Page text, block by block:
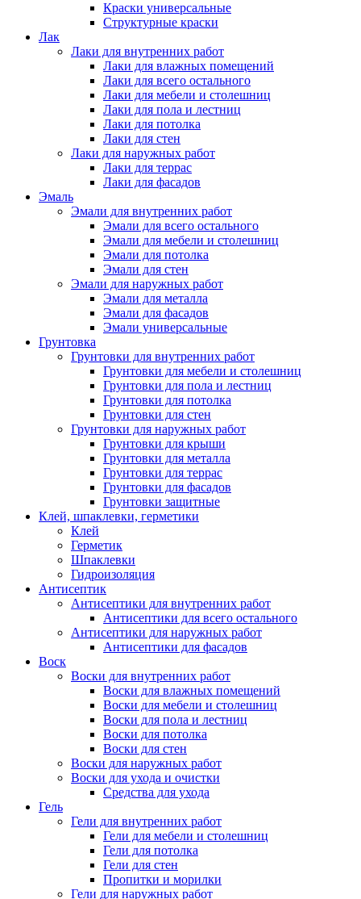
Краски универсальные
Структурные краски
Лак
Лаки для внутренних работ
Лаки для влажных помещений
Лаки для всего остального
Лаки для мебели и столешниц
Лаки для пола и лестниц
Лаки для потолка
Лаки для стен
Лаки для наружных работ
Лаки для террас
Лаки для фасадов
Эмаль
Эмали для внутренних работ
Эмали для всего остального
Эмали для мебели и столешниц
Эмали для потолка
Эмали для стен
Эмали для наружных работ
Эмали для металла
Эмали для фасадов
Эмали универсальные
Грунтовка
Грунтовки для внутренних работ
Грунтовки для мебели и столешниц
Грунтовки для пола и лестниц
Грунтовки для потолка
Грунтовки для стен
Грунтовки для наружных работ
Грунтовки для крыши
Грунтовки для металла
Грунтовки для террас
Грунтовки для фасадов
Грунтовки защитные
Клей, шпаклевки, герметики
Клей
Герметик
Шпаклевки
Гидроизоляция
Антисептик
Антисептики для внутренних работ
Антисептики для всего остального
Антисептики для наружных работ
Антисептики для фасадов
Воск
Воски для внутренних работ
Воски для влажных помещений
Воски для мебели и столешниц
Воски для пола и лестниц
Воски для потолка
Воски для стен
Воски для наружных работ
Воски для ухода и очистки
Средства для ухода
Гель
Гели для внутренних работ
Гели для мебели и столешниц
Гели для потолка
Гели для стен
Пропитки и морилки
Гели для наружных работ